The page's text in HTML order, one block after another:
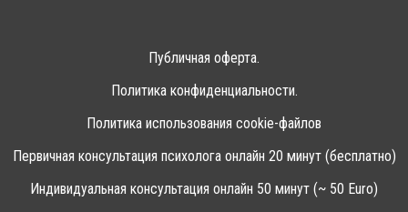
Публичная оферта.
Политика конфиденциальности.
Политика использования cookie-файлов
Первичная консультация психолога онлайн 20 минут (бесплатно)
Индивидуальная консультация онлайн 50 минут (~ 50 Euro)